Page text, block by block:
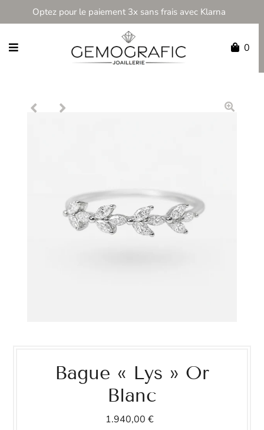
Optez pour le paiement 3x sans frais avec Klarna
0
Bague « Lys » Or
Blanc
1.940,00 €